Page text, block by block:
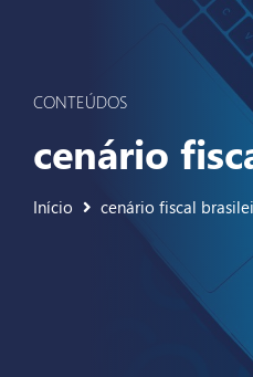
CONTEÚDOS
cenário
Início cenário fiscal